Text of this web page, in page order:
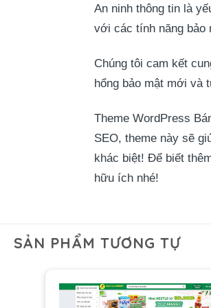
An ninh thông tin là
với các tính năng bảo
Chúng tôi cam kết
hổng bảo mật mới và
Theme WordPress
SEO, theme này sẽ
khác biệt! Để biết
hữu ích nhé!
SẢN PHẨM TƯƠNG TỰ